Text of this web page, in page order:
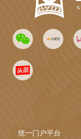
统一门户平台